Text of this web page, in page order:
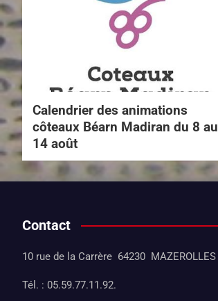
Calendrier des animations
côteaux Béarn Madiran du 8 au
14 août
Contact
10 rue de la Carrère 64230 MAZEROLLES
Tél. : 05.59.77.11.92.